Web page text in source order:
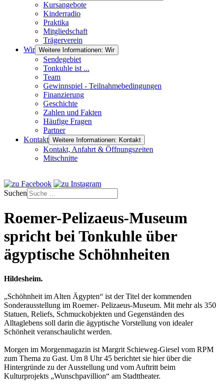
Kursangebote
Kinderradio
Praktika
Mitgliedschaft
Trägerverein
Wir Weitere Informationen: Wir
Sendegebiet
Tonkuhle ist ...
Team
Gewinnspiel - Teilnahmebedingungen
Finanzierung
Geschichte
Zahlen und Fakten
Häufige Fragen
Partner
Kontakt Weitere Informationen: Kontakt
Kontakt, Anfahrt & Öffnungszeiten
Mitschnitte
Suchen
Roemer-Pelizaeus-Museum
spricht bei Tonkuhle über
ägyptische Schöhnheiten
Hildesheim.
„Schöhnheit im Alten Ägypten“ ist der Titel der kommenden
Sonderausstellung im Roemer- Pelizaeus-Museum. Mit mehr als 350
Statuen, Reliefs, Schmuckobjekten und Gegenständen des
Alltaglebens soll darin die ägyptische Vorstellung von idealer
Schönheit veranschaulicht werden.
Morgen im Morgenmagazin ist Margrit Schieweg-Giesel vom RPM
zum Thema zu Gast. Um 8 Uhr 45 berichtet sie hier über die
Hintergründe zu der Ausstellung und vom Auftritt beim
Kulturprojekts „Wunschpavillion“ am Stadttheater.